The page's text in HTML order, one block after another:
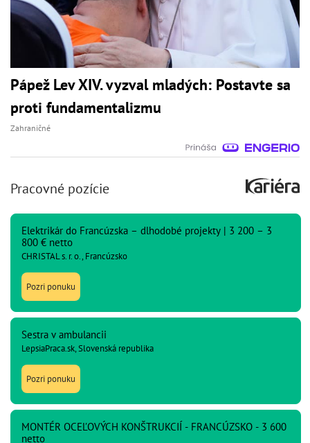
Pápež Lev XIV. vyzval mladých: Postavte sa
proti fundamentalizmu
Zahraničné
Pracovné pozície
Elektrikár do Francúzska – dlhodobé projekty | 3 200 – 3
800 € netto
CHRISTAL s. r. o., Francúzsko
Pozri ponuku
Sestra v ambulancii
LepsiaPraca.sk, Slovenská republika
Pozri ponuku
MONTÉR OCEĽOVÝCH KONŠTRUKCIÍ - FRANCÚZSKO - 3 600
netto